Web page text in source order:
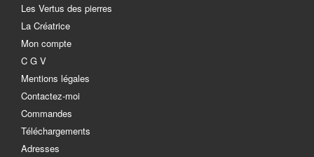
Les Vertus des pierres
La Créatrice
Mon compte
C G V
Mentions légales
Contactez-moi
Commandes
Téléchargements
Adresses